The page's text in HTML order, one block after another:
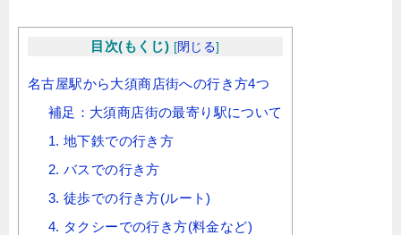
目次(もくじ) [閉じる]
名古屋駅から大須商店街への行き方4つ
補足：大須商店街の最寄り駅について
1. 地下鉄での行き方
2. バスでの行き方
3. 徒歩での行き方(ルート)
4. タクシーでの行き方(料金など)